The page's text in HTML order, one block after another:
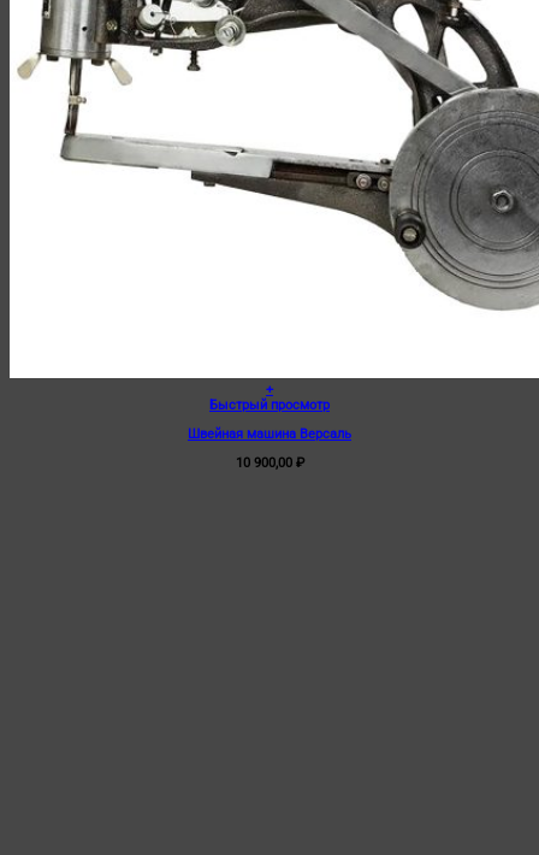
+
Быстрый просмотр
Швейная машина Версаль
10 900,00 ₽